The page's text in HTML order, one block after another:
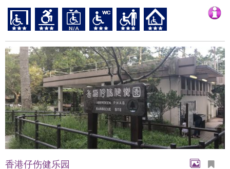
香港仔伤健乐园